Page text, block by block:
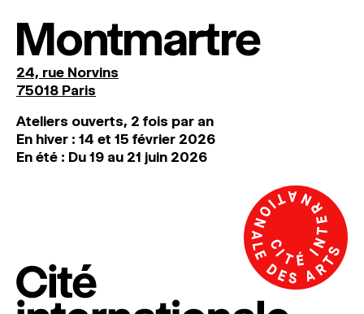
Montmartre
24, rue Norvins
75018 Paris
Ateliers ouverts, 2 fois par an
En hiver : 14 et 15 février 2026
En été : Du 19 au 21 juin 2026